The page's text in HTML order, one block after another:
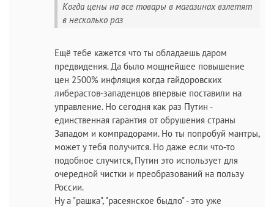
Когда цены на все товары в магазинах взлетят
в несколько раз
Ещё тебе кажется что ты обладаешь даром
предвидения. Да было мощнейшее повышение
цен 2500% инфляция когда гайдоровских
либерастов-западенцов впервые поставили на
управление. Но сегодня как раз Путин -
единственная гарантия от обрушения страны
Западом и компрадорами. Но ты попробуй мантры,
может у тебя получится. Но даже если что-то
подобное случится, Путин это использует для
очередной чистки и преобразований на пользу
России.
Ну а "рашка", "расеянское быдло" - это уже